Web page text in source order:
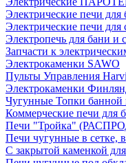
Электрические печи
Электрические печи
Электропечь для бани и
Запчасти к
Электрокаменки SAWO
Пульты Управления
Электрокаменки
Чугунные Топки банной
Коммерческие печи для
Печи "Тройка"
Печи чугунные в сетке,
С закрытой каменкой